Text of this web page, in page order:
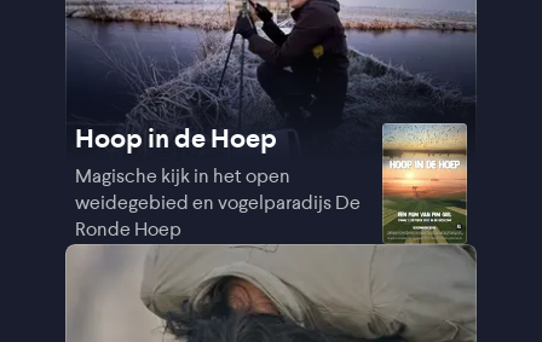
Hoop in de Hoep
Magische kijk in het open
weidegebied en vogelparadijs De
Ronde Hoep